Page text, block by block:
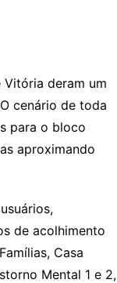
deram um
cenário de toda
para o bloco
aproximando
de acolhimento
Casa
Mental 1 e 2,